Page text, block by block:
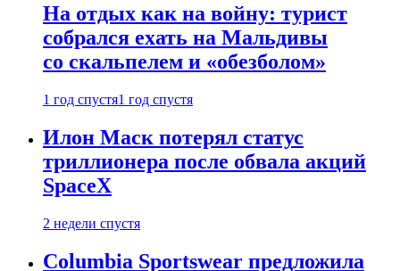
На отдых как на войну: турист
собрался ехать на Мальдивы
со скальпелем и «обезболом»
1 год спустя1 год спустя
Илон Маск потерял статус
триллионера после обвала акций
SpaceX
2 недели спустя
Columbia Sportswear предложила